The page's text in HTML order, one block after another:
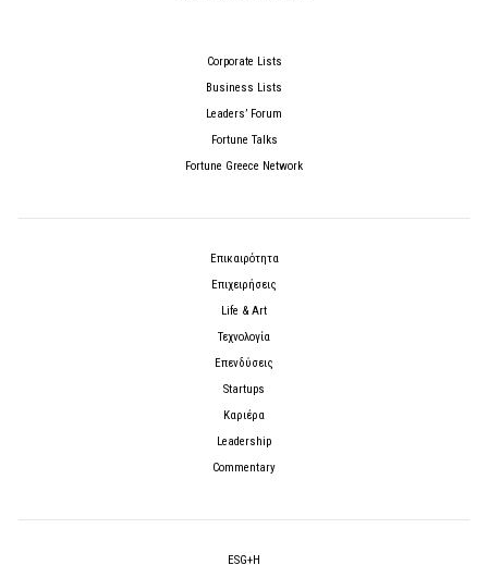
Corporate Lists
Business Lists
Leaders’ Forum
Fortune Talks
Fortune Greece Network
Επικαιρότητα
Επιχειρήσεις
Life & Art
Τεχνολογία
Επενδύσεις
Startups
Καριέρα
Leadership
Commentary
ESG+H